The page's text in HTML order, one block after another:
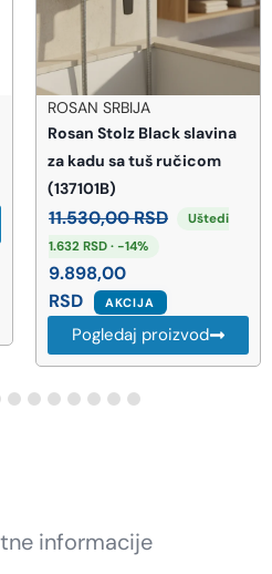
ROSAN SRBIJA
Rosan Stolz Black slavina
za kadu sa tuš ručicom
(137101B)
11.530,00RSD
Uštedi
1.632 RSD · -14%
9.898,00
RSD
AKCIJA
Pogledaj proizvod
informacije